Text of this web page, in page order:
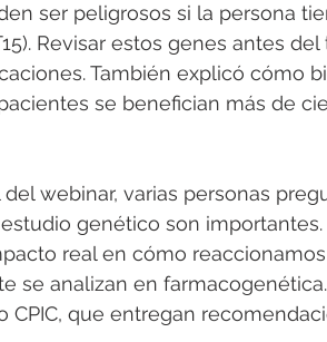
ser peligrosos si la persona
Revisar estos genes antes
También explicó cómo
se benefician más de
webinar, varias personas
genético son importantes.
real en cómo
se analizan en
CPIC, que entregan